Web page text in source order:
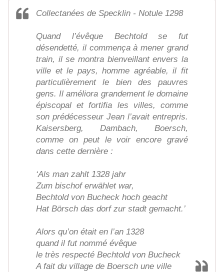
Collectanées de Specklin - Notule 1298
Quand l’évêque Bechtold se fut
désendetté, il commença à mener grand
train, il se montra bienveillant envers la
ville et le pays, homme agréable, il fit
particulièrement le bien des pauvres
gens. Il améliora grandement le domaine
épiscopal et fortifia les villes, comme
son prédécesseur Jean l’avait entrepris.
Kaisersberg, Dambach, Boersch,
comme on peut le voir encore gravé
dans cette dernière :
‘Als man zahlt 1328 jahr
Zum bischof erwählet war,
Bechtold von Bucheck hoch geacht
Hat Börsch das dorf zur stadt gemacht.’
Alors qu’on était en l’an 1328
quand il fut nommé évêque
le très respecté Bechtold von Bucheck
A fait du village de Boersch une ville